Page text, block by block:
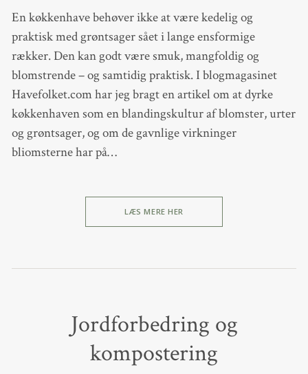
En køkkenhave behøver ikke at være kedelig og
praktisk med grøntsager sået i lange ensformige
rækker. Den kan godt være smuk, mangfoldig og
blomstrende – og samtidig praktisk. I blogmagasinet
Havefolket.com har jeg bragt en artikel om at dyrke
køkkenhaven som en blandingskultur af blomster, urter
og grøntsager, og om de gavnlige virkninger
bliomsterne har på…
LÆS MERE HER
Jordforbedring og
kompostering